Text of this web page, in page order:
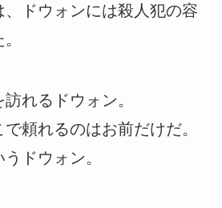
、ドウォンには殺人犯の容
れるドウォン。
で頼れるのはお前だけだ。
ドウォン。